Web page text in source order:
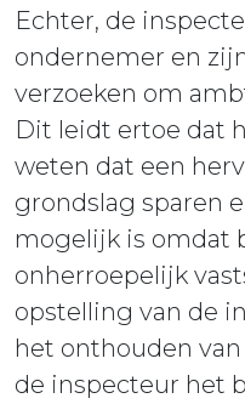
Echter, de
ondernemer en
verzoeken om
Dit leidt ertoe dat
weten dat een
grondslag sparen
mogelijk is omdat
onherroepelijk
opstelling van de
het onthouden
de inspecteur het